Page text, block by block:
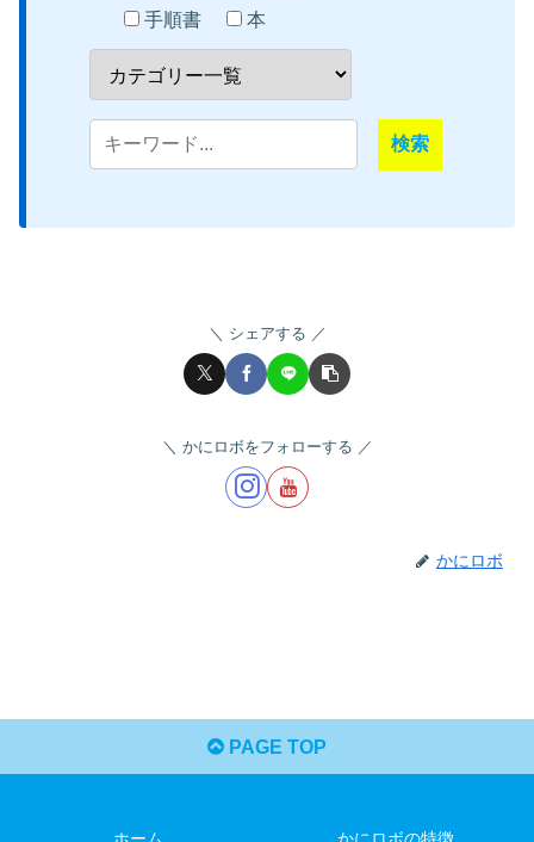
手順書 本
シェアする
かにロボをフォローする
かにロボ
PAGE TOP